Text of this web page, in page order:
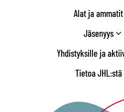
Alat ja ammatit
Jäsenyys
Yhdistyksille ja
Tietoa JHL:stä